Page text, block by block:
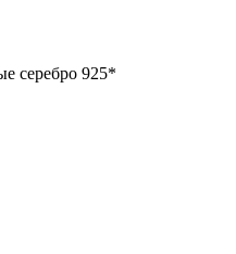
серебро 925*